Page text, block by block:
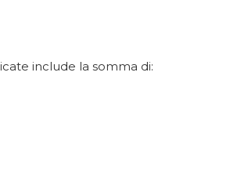
include la somma di: